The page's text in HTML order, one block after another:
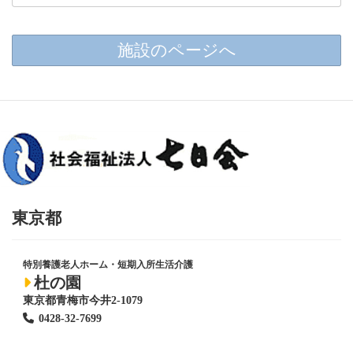
施設のページへ
東京都
特別養護老人ホーム・短期入所生活介護
杜の園
東京都青梅市今井2-1079
0428-32-7699